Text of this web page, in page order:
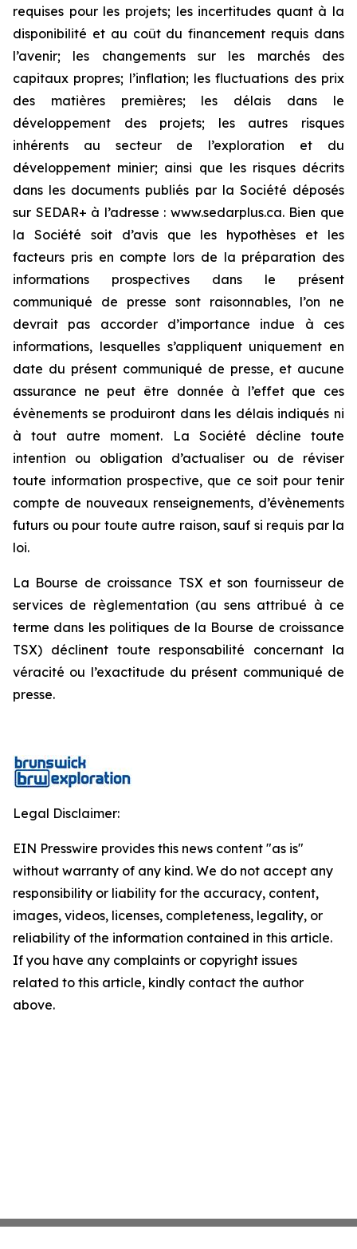
requises pour les projets; les incertitudes quant à la
disponibilité et au coût du financement requis dans
l’avenir; les changements sur les marchés des
capitaux propres; l’inflation; les fluctuations des prix
des matières premières; les délais dans le
développement des projets; les autres risques
inhérents au secteur de l’exploration et du
développement minier; ainsi que les risques décrits
dans les documents publiés par la Société déposés
sur SEDAR+ à l’adresse : www.sedarplus.ca. Bien que
la Société soit d’avis que les hypothèses et les
facteurs pris en compte lors de la préparation des
informations prospectives dans le présent
communiqué de presse sont raisonnables, l’on ne
devrait pas accorder d’importance indue à ces
informations, lesquelles s’appliquent uniquement en
date du présent communiqué de presse, et aucune
assurance ne peut être donnée à l’effet que ces
évènements se produiront dans les délais indiqués ni
à tout autre moment. La Société décline toute
intention ou obligation d’actualiser ou de réviser
toute information prospective, que ce soit pour tenir
compte de nouveaux renseignements, d’évènements
futurs ou pour toute autre raison, sauf si requis par la
loi.
La Bourse de croissance TSX et son fournisseur de
services de règlementation (au sens attribué à ce
terme dans les politiques de la Bourse de croissance
TSX) déclinent toute responsabilité concernant la
véracité ou l’exactitude du présent communiqué de
presse.
Legal Disclaimer:
EIN Presswire provides this news content "as is"
without warranty of any kind. We do not accept any
responsibility or liability for the accuracy, content,
images, videos, licenses, completeness, legality, or
reliability of the information contained in this article.
If you have any complaints or copyright issues
related to this article, kindly contact the author
above.